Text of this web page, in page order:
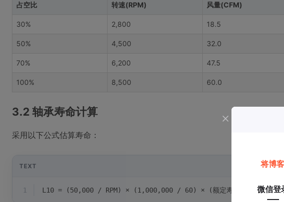
占空比 转速(RPM) 风量(CFM)
30% 2,800 18.5
50% 4,500 32.0
70% 6,200 47.5
100% 8,500 60.0
3.2 轴承寿命计算
采用以下公式估算寿命：
TEXT
1 L10 = (50,000 / RPM) × (1,000,000 / 60) × (额定寿命小时)